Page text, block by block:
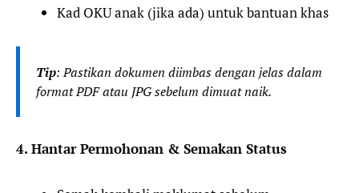
Kad OKU anak (jika ada) untuk bantuan khas
Tip: Pastikan dokumen diimbas dengan jelas dalam
format PDF atau JPG sebelum dimuat naik.
4. Hantar Permohonan & Semakan Status